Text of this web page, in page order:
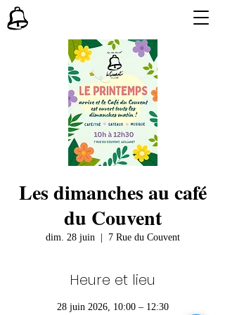
Les dimanches au café
du Couvent
dim. 28 juin
  |
7 Rue du Couvent
Heure et lieu
28 juin 2026, 10:00 – 12:30